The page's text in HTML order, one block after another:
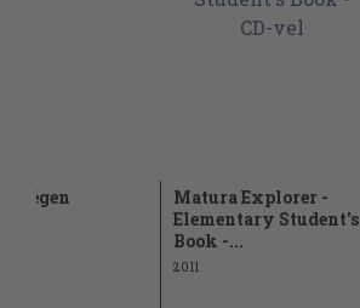
a jégen
Matura Explorer -
Elementary Student's
Book -...
2011